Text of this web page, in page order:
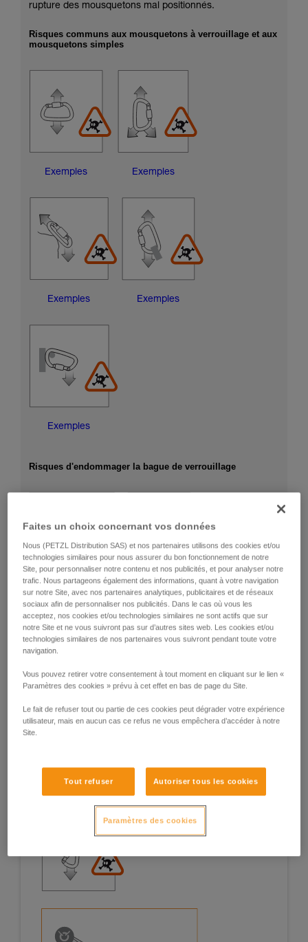
rupture des mousquetons mal positionnés.
Risques communs aux mousquetons à verrouillage et aux
mousquetons simples
Exemples Exemples
Exemples Exemples
Exemples
Risques d'endommager la bague de verrouillage
Exemples Exemples
terrain
1. Ouverture du doigt, travail en doigt
Faites un choix concernant vos données
Nous (PETZL Distribution SAS) et nos partenaires utilisons des cookies et/ou
technologies similaires pour nous assurer du bon fonctionnement de notre
Site, pour personnaliser notre contenu et nos publicités, et pour analyser notre
trafic. Nous partageons également des informations, quant à votre navigation
sur notre Site, avec nos partenaires analytiques, publicitaires et de réseaux
sociaux afin de personnaliser nos publicités. Dans le cas où vous les
acceptez, nos cookies et/ou technologies similaires ne sont actifs que sur
notre Site et ne vous suivront pas sur d’autres sites web. Les cookies et/ou
technologies similaires de nos partenaires vous suivront pendant toute votre
navigation.
Vous pouvez retirer votre consentement à tout moment en cliquant sur le lien «
Paramètres des cookies » prévu à cet effet en bas de page du Site.
Le fait de refuser tout ou partie de ces cookies peut dégrader votre expérience
utilisateur, mais en aucun cas ce refus ne vous empêchera d’accéder à notre
Site.
Tout refuser Autoriser tous les cookies
Paramètres des cookies